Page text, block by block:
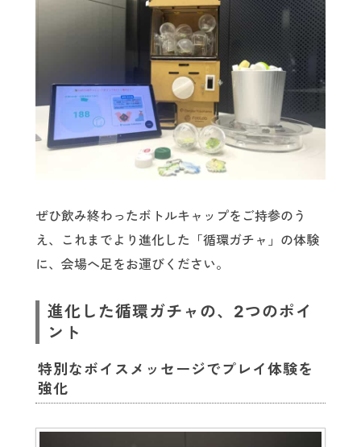
ぜひ飲み終わったボトルキャップをご持参のう
え、これまでより進化した「循環ガチャ」の体験
に、会場へ足をお運びください。
進化した循環ガチャの、2つのポイ
ント
特別なボイスメッセージでプレイ体験を
強化